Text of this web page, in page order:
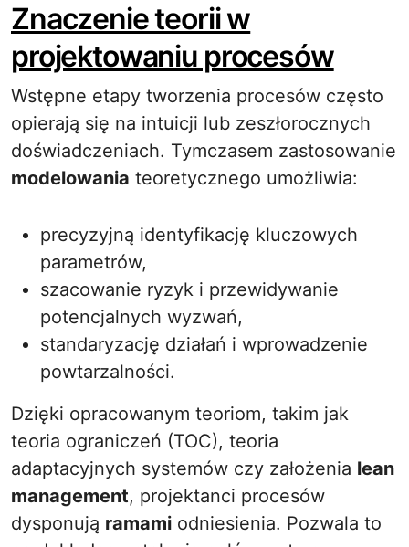
Znaczenie teorii w
projektowaniu procesów
Wstępne etapy tworzenia procesów często
opierają się na intuicji lub zeszłorocznych
doświadczeniach. Tymczasem zastosowanie
modelowania teoretycznego umożliwia:
precyzyjną identyfikację kluczowych
parametrów,
szacowanie ryzyk i przewidywanie
potencjalnych wyzwań,
standaryzację działań i wprowadzenie
powtarzalności.
Dzięki opracowanym teoriom, takim jak
teoria ograniczeń (TOC), teoria
adaptacyjnych systemów czy założenia lean
management, projektanci procesów
dysponują ramami odniesienia. Pozwala to